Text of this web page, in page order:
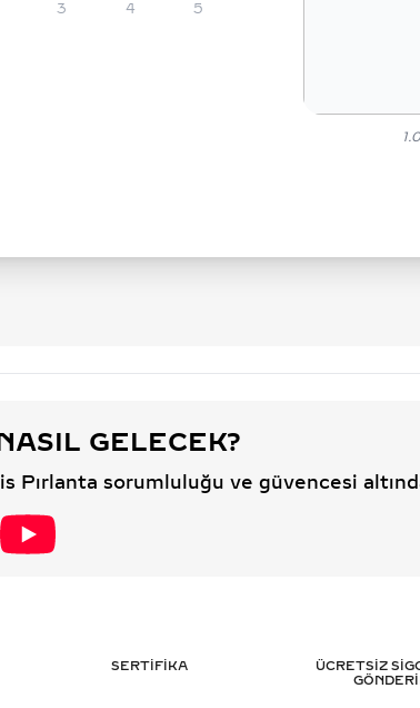
3 4 5
GELECEK?
sorumluluğu ve güvencesi
SERTİFİKA
ÜCRETSİZ